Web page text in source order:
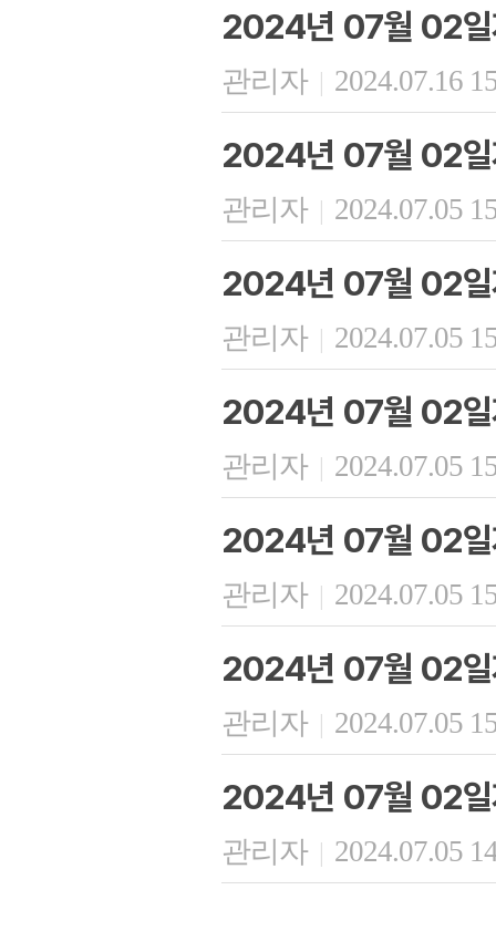
2024년 07월 02일
관리자 | 2024.07.16
2024년 07월 02일
관리자 | 2024.07.05
2024년 07월 02일
관리자 | 2024.07.05
2024년 07월 02일
관리자 | 2024.07.05
2024년 07월 02일
관리자 | 2024.07.05
2024년 07월 02일
관리자 | 2024.07.05
2024년 07월 02일
관리자 | 2024.07.05